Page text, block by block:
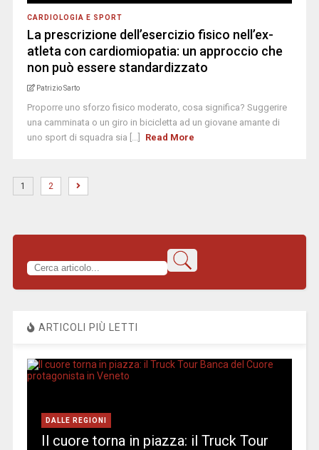
CARDIOLOGIA E SPORT
La prescrizione dell’esercizio fisico nell’ex-
atleta con cardiomiopatia: un approccio che
non può essere standardizzato
Patrizio Sarto
Proporre uno sforzo fisico moderato, cosa significa? Suggerire
una camminata o un giro in bicicletta ad un giovane amante di
uno sport di squadra sia [...]
Read More
1 2
ARTICOLI PIÙ LETTI
DALLE REGIONI
Il cuore torna in piazza: il Truck Tour